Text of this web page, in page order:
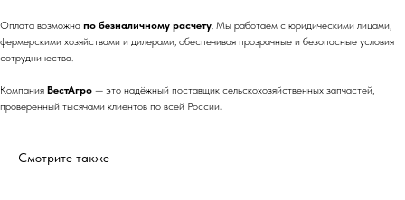
Оплата возможна по безналичному расчету. Мы работаем с юридическими лицами,
фермерскими хозяйствами и дилерами, обеспечивая прозрачные и безопасные условия
сотрудничества.
Компания ВестАгро — это надёжный поставщик сельскохозяйственных запчастей,
проверенный тысячами клиентов по всей России.
Смотрите также